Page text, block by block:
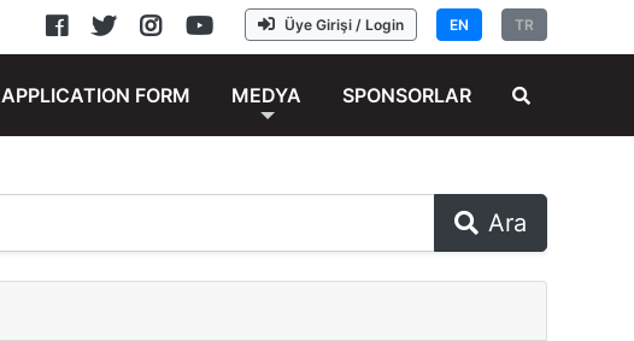
TR
EN
Üye Girişi / Login
APPLICATION FORM MEDYA SPONSORLAR
Ara